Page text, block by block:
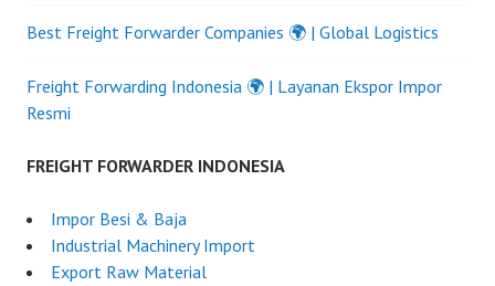
Best Freight Forwarder Companies 🌍 | Global Logistics
Freight Forwarding Indonesia 🌍 | Layanan Ekspor Impor
Resmi
FREIGHT FORWARDER INDONESIA
Impor Besi & Baja
Industrial Machinery Import
Export Raw Material